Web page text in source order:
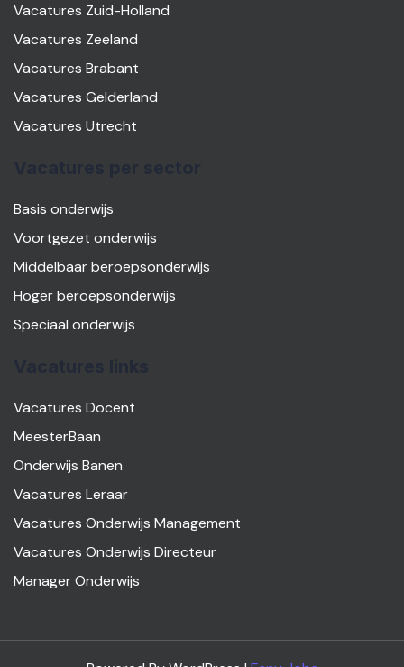
Vacatures Zuid-Holland
Vacatures Zeeland
Vacatures Brabant
Vacatures Gelderland
Vacatures Utrecht
Basis onderwijs
Voortgezet onderwijs
Middelbaar beroepsonderwijs
Hoger beroepsonderwijs
Speciaal onderwijs
Vacatures Docent
MeesterBaan
Onderwijs Banen
Vacatures Leraar
Vacatures Onderwijs Management
Vacatures Onderwijs Directeur
Manager Onderwijs